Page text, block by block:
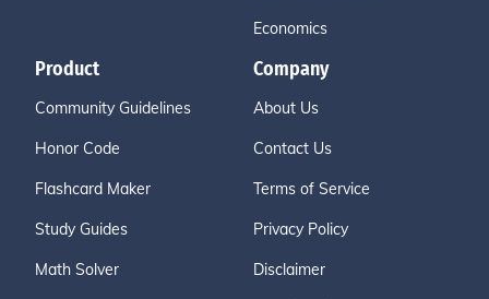
Economics
Product
Community Guidelines
Honor Code
Flashcard Maker
Study Guides
Math Solver
Company
About Us
Contact Us
Terms of Service
Privacy Policy
Disclaimer